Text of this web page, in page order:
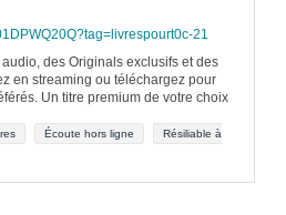
21
des Originals exclusifs et des
en streaming ou téléchargez pour
Un titre premium de votre choix
Écoute hors ligne
Résiliable à